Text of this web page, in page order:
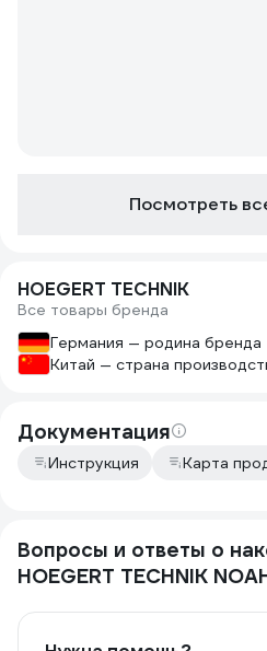
Посмотреть
HOEGERT TECHNIK
Все товары бренда
Германия — родина бренда
Китай — страна
Документация
Инструкция Карта
Вопросы и ответы о
HOEGERT TECHNIK